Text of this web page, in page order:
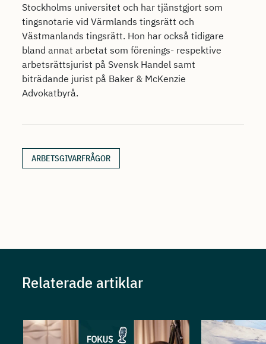
Stockholms universitet och har tjänstgjort som
tingsnotarie vid Värmlands tingsrätt och
Västmanlands tingsrätt. Hon har också tidigare
bland annat arbetat som förenings- respektive
arbetsrättsjurist på Svensk Handel samt
biträdande jurist på Baker & McKenzie
Advokatbyrå.
ARBETSGIVARFRÅGOR
Relaterade artiklar